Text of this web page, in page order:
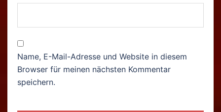
Name, E-Mail-Adresse und Website in diesem
Browser für meinen nächsten Kommentar
speichern.